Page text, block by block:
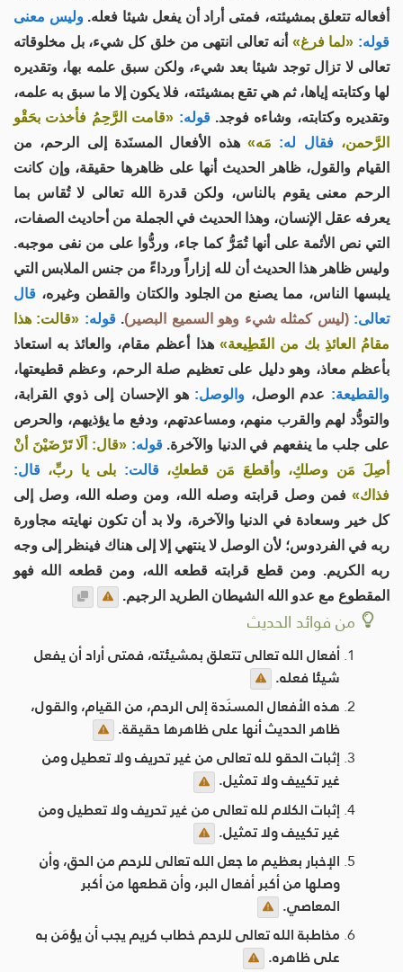
أفعاله تتعلق بمشيئته، فمتى أراد أن يفعل شيئا فعله. وليس معنى
قوله: «لما فرغ» أنه تعالى انتهى من خلق كل شيء، بل مخلوقاته
تعالى لا تزال توجد شيئا بعد شيء، ولكن سبق علمه بها، وتقديره
لها وكتابته إياها، ثم هي تقع بمشيئته، فلا يكون إلا ما سبق به علمه،
وتقديره وكتابته، وشاءه فوجد. قوله: «قامت الرَّحِمُ فأخذت بحَقْو
الرَّحمن، فقال له: مَه» هذه الأفعال المسنَدة إلى الرحم، من
القيام والقول، ظاهر الحديث أنها على ظاهرها حقيقة، وإن كانت
الرحم معنى يقوم بالناس، ولكن قدرة الله تعالى لا تُقاس بما
يعرفه عقل الإنسان، وهذا الحديث في الجملة من أحاديث الصفات،
التي نص الأئمة على أنها تُمَرُّ كما جاء، وردُّوا على من نفى موجبه.
وليس ظاهر هذا الحديث أن لله إزاراً ورداءً من جنس الملابس التي
يلبسها الناس، مما يصنع من الجلود والكتان والقطن وغيره، قال
تعالى: (ليس كمثله شيء وهو السميع البصير). قوله: «قالت: هذا
مقامُ العائذِ بك من القَطِيعة» هذا أعظم مقام، والعائذ به استعاذ
بأعظم معاذ، وهو دليل على تعظيم صلة الرحم، وعظم قطيعتها،
والقطيعة: عدم الوصل، والوصل: هو الإحسان إلى ذوي القرابة،
والتودُّد لهم والقرب منهم، ومساعدتهم، ودفع ما يؤذيهم، والحرص
على جلب ما ينفعهم في الدنيا والآخرة. قوله: «قال: ألَا تَرْضَيْنَ أنْ
أصِلَ مَن وصلكِ، وأقطعَ مَن قطعكِ، قالت: بلى يا ربِّ، قال:
فذاك» فمن وصل قرابته وصله الله، ومن وصله الله، وصل إلى
كل خير وسعادة في الدنيا والآخرة، ولا بد أن تكون نهايته مجاورة
ربه في الفردوس؛ لأن الوصل لا ينتهي إلا إلى هناك فينظر إلى وجه
ربه الكريم. ومن قطع قرابته قطعه الله، ومن قطعه الله فهو
المقطوع مع عدو الله الشيطان الطريد الرجيم.
من فوائد الحديث
أفعال الله تعالى تتعلق بمشيئته، فمتى أراد أن يفعل
شيئا فعله.
هذه الأفعال المسنَدة إلى الرحم، من القيام، والقول،
ظاهر الحديث أنها على ظاهرها حقيقة.
إثبات الحقو لله تعالى من غير تحريف ولا تعطيل ومن
غير تكييف ولا تمثيل.
إثبات الكلام لله تعالى من غير تحريف ولا تعطيل ومن
غير تكييف ولا تمثيل.
الإخبار بعظيم ما جعل الله تعالى للرحم من الحق، وأن
وصلها من أكبر أفعال البر، وأن قطعها من أكبر
المعاصي.
مخاطبة الله تعالى للرحم خطاب كريم يجب أن يؤمَن به
على ظاهره.